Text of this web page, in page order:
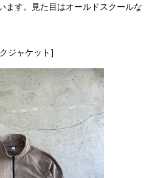
ます。見た目はオールドスクールな
ジャケット]